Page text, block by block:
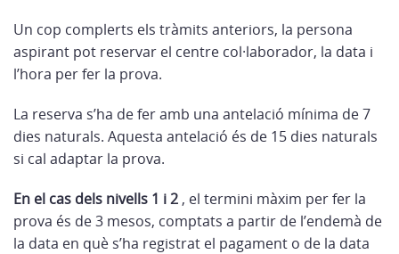
Un cop complerts els tràmits anteriors, la persona
aspirant pot reservar el centre col·laborador, la data i
l’hora per fer la prova.
La reserva s’ha de fer amb una antelació mínima de 7
dies naturals. Aquesta antelació és de 15 dies naturals
si cal adaptar la prova.
En el cas dels nivells 1 i 2 , el termini màxim per fer la
prova és de 3 mesos, comptats a partir de l’endemà de
la data en què s’ha registrat el pagament o de la data